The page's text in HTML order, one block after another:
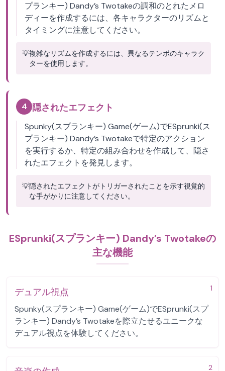
プランキー) Dandy’s Twotakeの調和のとれたメロ
ディーを作成するには、各キャラクターのリズムと
タイミングに注意してください。
💡複雑なリズムを作成するには、異なるテンポのキャラク
ターを使用します。
4 隠されたエフェクト
Spunky(スプランキー) Game(ゲーム)でESprunki(ス
プランキー) Dandy’s Twotakeで特定のアクション
を実行するか、特定の組み合わせを作成して、隠さ
れたエフェクトを発見します。
💡隠されたエフェクトがトリガーされたことを示す視覚的
な手がかりに注意してください。
ESprunki(スプランキー) Dandy’s Twotakeの
主な機能
1
デュアル視点
Spunky(スプランキー) Game(ゲーム)でESprunki(スプ
ランキー) Dandy’s Twotakeを際立たせるユニークな
デュアル視点を体験してください。
2